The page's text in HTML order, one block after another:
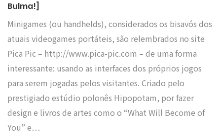
Bulma!]
Minigames (ou handhelds), considerados os bisavós dos
atuais videogames portáteis, são relembrados no site
Pica Pic – http://www.pica-pic.com – de uma forma
interessante: usando as interfaces dos próprios jogos
para serem jogadas pelos visitantes. Criado pelo
prestigiado estúdio polonês Hipopotam, por fazer
design e livros de artes como o “What Will Become of
You” e…